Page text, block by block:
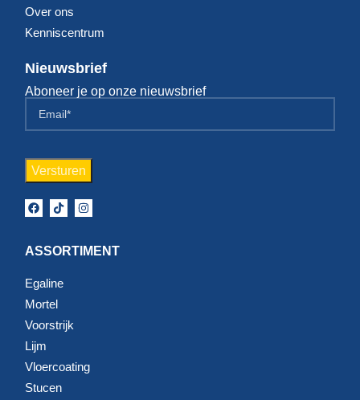
Over ons
Kenniscentrum
Nieuwsbrief
Aboneer je op onze nieuwsbrief
ASSORTIMENT
Egaline
Mortel
Voorstrijk
Lijm
Vloercoating
Stucen